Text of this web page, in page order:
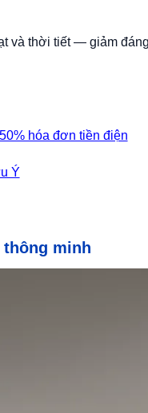
và thời tiết — giảm
hóa đơn tiền điện
Ý
minh